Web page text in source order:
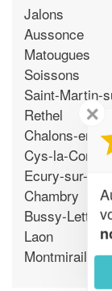
Jalons
Aussonce
Matougues
Soissons
Saint-Martin-
Rethel
Chalons-en-
Cys-la-
Ecury-sur-Coole
Chambry
Bussy-Lettree
Laon
Montmirail
✕